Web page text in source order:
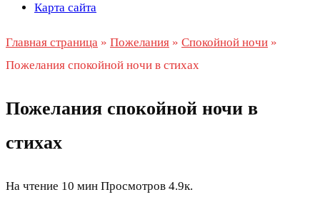
Карта сайта
Главная страница » Пожелания » Спокойной ночи »
Пожелания спокойной ночи в стихах
Пожелания спокойной ночи в
стихах
На чтение 10 мин Просмотров 4.9к.